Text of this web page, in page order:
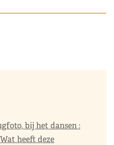
bij het dansen :
heeft deze